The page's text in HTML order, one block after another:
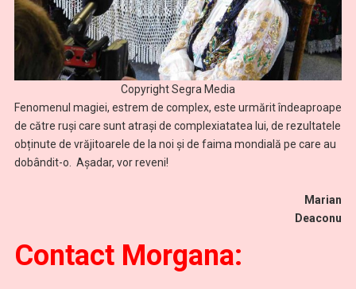
Copyright Segra Media
Fenomenul magiei, estrem de complex, este urmărit îndeaproape
de către ruși care sunt atrași de complexiatatea lui, de rezultatele
obținute de vrăjitoarele de la noi și de faima mondială pe care au
dobândit-o. Așadar, vor reveni!
Marian
Deaconu
Contact Morgana: